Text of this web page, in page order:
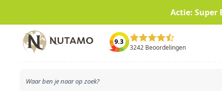
Actie: Super
Ga naar de inhoud
9.3
3242 Beoordelingen